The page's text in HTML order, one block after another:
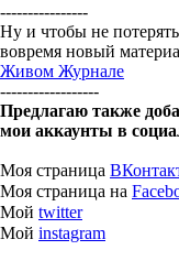
----------------
Ну и чтобы не
вовремя новый
Живом Журнале
------------------
Предлагаю также
мои аккаунты в
Моя страница
Моя страница на
Мой twitter
Мой instagram